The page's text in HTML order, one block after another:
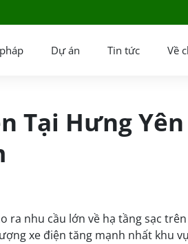
Dự án Tin tức Về
Tại Hưng
nhu cầu lớn về hạ tầng sạc
xe điện tăng mạnh nhất khu